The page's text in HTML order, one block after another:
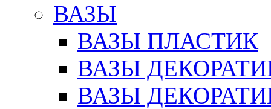
ВАЗЫ
ВАЗЫ ПЛАСТИК
ВАЗЫ
ВАЗЫ